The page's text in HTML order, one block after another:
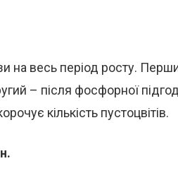
весь період росту.
– після фосфорної
кількість пустоцвітів.